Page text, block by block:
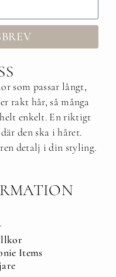
som passar långt,
rakt hår, så många
enkelt. En riktigt
den ska i håret.
detalj i din styling.
Items